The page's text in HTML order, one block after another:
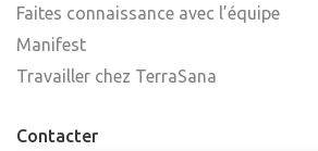
Faites connaissance avec l’équipe
Manifest
Travailler chez TerraSana
Contacter